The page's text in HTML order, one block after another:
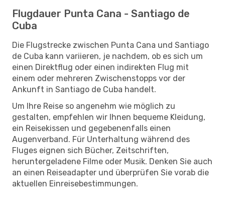
Flugdauer Punta Cana - Santiago de
Cuba
Die Flugstrecke zwischen Punta Cana und Santiago
de Cuba kann variieren, je nachdem, ob es sich um
einen Direktflug oder einen indirekten Flug mit
einem oder mehreren Zwischenstopps vor der
Ankunft in Santiago de Cuba handelt.
Um Ihre Reise so angenehm wie möglich zu
gestalten, empfehlen wir Ihnen bequeme Kleidung,
ein Reisekissen und gegebenenfalls einen
Augenverband. Für Unterhaltung während des
Fluges eignen sich Bücher, Zeitschriften,
heruntergeladene Filme oder Musik. Denken Sie auch
an einen Reiseadapter und überprüfen Sie vorab die
aktuellen Einreisebestimmungen.